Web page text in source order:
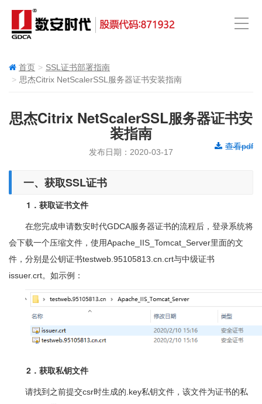
首页
SSL证书部署指南
思杰Citrix NetScalerSSL服务器证书安装指南
思杰Citrix NetScalerSSL服务器证书安
装指南
发布日期：2020-03-17
查看pdf
一、获取SSL证书
1．获取证书文件
在您完成申请数安时代GDCA服务器证书的流程后，登录系统将
会下载一个压缩文件，使用Apache_IIS_Tomcat_Server里面的文
件，分别是公钥证书testweb.95105813.cn.crt与中级证书
issuer.crt。如示例：
2．获取私钥文件
请找到之前提交csr时生成的.key私钥文件，该文件为证书的私